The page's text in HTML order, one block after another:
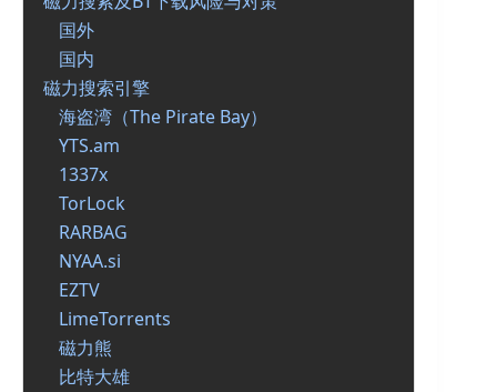
国外
国内
磁力搜索引擎
海盗湾（The Pirate Bay）
YTS.am
1337x
TorLock
RARBAG
NYAA.si
EZTV
LimeTorrents
磁力熊
比特大雄